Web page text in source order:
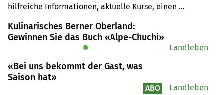
hilfreiche Informationen, aktuelle Kurse, einen
Kulinarisches Berner Oberland:
Gewinnen Sie das Buch «Alpe-Chuchi»
✹ Landleben
«Bei uns bekommt der Gast, was
Saison hat»
ABO Landleben